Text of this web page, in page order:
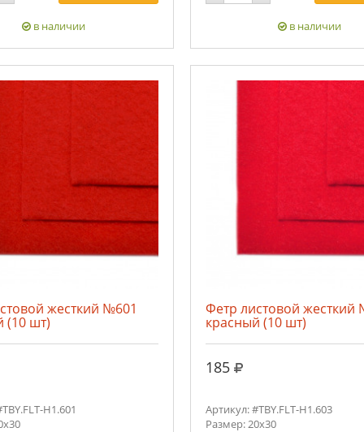
в наличии в наличии
жесткий №601
(10 шт)
H1.601
Фетр листовой жесткий
красный (10 шт)
185 руб.
Артикул: #TBY.FLT-H1.603
Размер: 20х30